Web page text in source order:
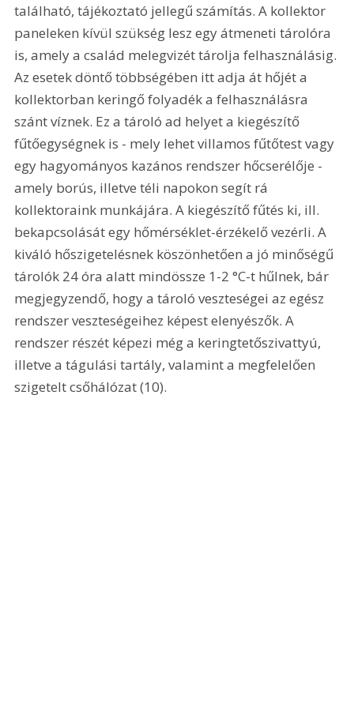
található, tájékoztató jellegű számítás. A kollektor
paneleken kívül szükség lesz egy átmeneti tárolóra
is, amely a család melegvizét tárolja felhasználásig.
Az esetek döntő többségében itt adja át hőjét a
kollektorban keringő folyadék a felhasználásra
szánt víznek. Ez a tároló ad helyet a kiegészítő
fűtőegységnek is - mely lehet villamos fűtőtest vagy
egy hagyományos kazános rendszer hőcserélője -
amely borús, illetve téli napokon segít rá
kollektoraink munkájára. A kiegészítő fűtés ki, ill.
bekapcsolását egy hőmérséklet-érzékelő vezérli. A
kiváló hőszigetelésnek köszönhetően a jó minőségű
tárolók 24 óra alatt mindössze 1-2 °C-t hűlnek, bár
megjegyzendő, hogy a tároló veszteségei az egész
rendszer veszteségeihez képest elenyészők. A
rendszer részét képezi még a keringtetőszivattyú,
illetve a tágulási tartály, valamint a megfelelően
szigetelt csőhálózat (10).